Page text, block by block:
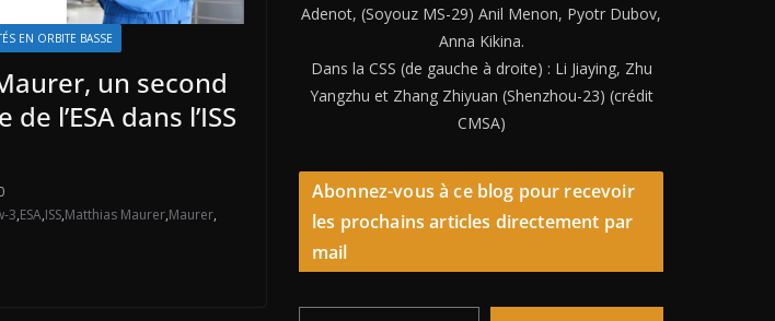
EN ORBITE BASSE
un second
l’ESA dans l’ISS
3,ESA,ISS,Matthias Maurer,Maurer,
Adenot, (Soyouz MS-29) Anil Menon, Pyotr Dubov,
Anna Kikina.
Dans la CSS (de gauche à droite) : Li Jiaying, Zhu
Yangzhu et Zhang Zhiyuan (Shenzhou-23) (crédit
CMSA)
Abonnez-vous à ce blog pour recevoir
les prochains articles directement par
mail
Saisissez votre adresse e-mail…